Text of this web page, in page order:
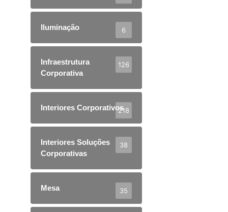
Iluminação 6
Infraestrutura
Corporativa
126
Interiores Corporativos218
Interiores Soluções
Corporativas
38
Mesa 35